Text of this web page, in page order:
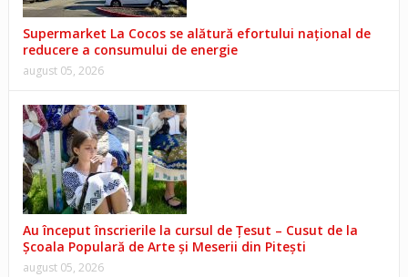
Supermarket La Cocos se alătură efortului național de
reducere a consumului de energie
august 05, 2026
Au început înscrierile la cursul de Țesut – Cusut de la
Școala Populară de Arte și Meserii din Pitești
august 05, 2026